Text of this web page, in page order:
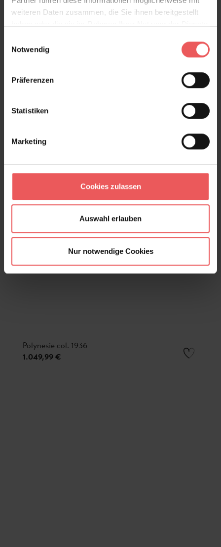
weiteren Daten zusammen, die Sie ihnen bereitgestellt
Notwendig
Präferenzen
Statistiken
Marketing
Cookies zulassen
Auswahl erlauben
Nur notwendige Cookies
Polynesie col. 1936
1.049,99 €